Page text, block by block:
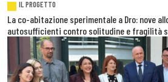
IL PROGETTO
La co-abitazione sperimentale a Dro: nove
autosufficienti contro solitudine e fragilità